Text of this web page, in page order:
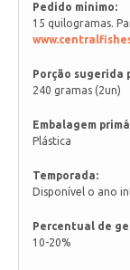
Pedido mínimo:
15 quilogramas.
Porção sugerida
240 gramas (2un)
Embalagem
Plástica
Temporada:
Disponível o ano
Percentual de
10-20%